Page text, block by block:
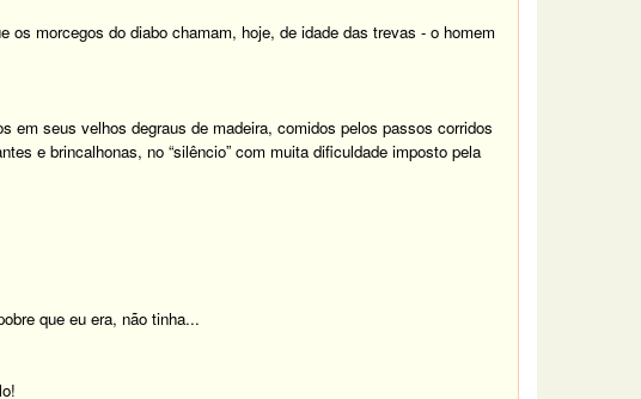
morcegos do diabo chamam, hoje, de idade das trevas - o homem
em seus velhos degraus de madeira, comidos pelos passos corridos
e brincalhonas, no “silêncio” com muita dificuldade imposto pela
que eu era, não tinha...